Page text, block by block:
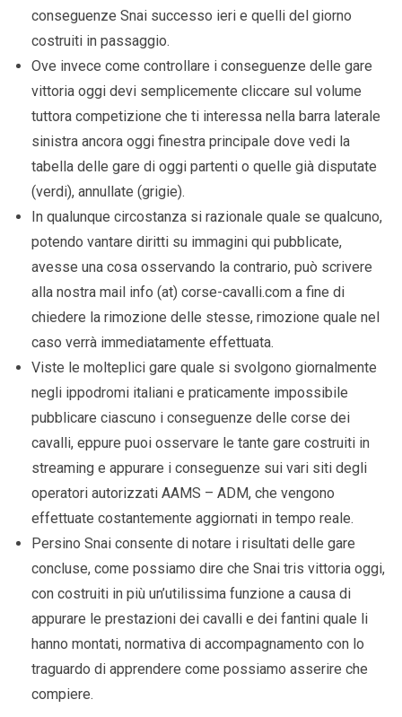
conseguenze Snai successo ieri e quelli del giorno
costruiti in passaggio.
Ove invece come controllare i conseguenze delle gare
vittoria oggi devi semplicemente cliccare sul volume
tuttora competizione che ti interessa nella barra laterale
sinistra ancora oggi finestra principale dove vedi la
tabella delle gare di oggi partenti o quelle già disputate
(verdi), annullate (grigie).
In qualunque circostanza si razionale quale se qualcuno,
potendo vantare diritti su immagini qui pubblicate,
avesse una cosa osservando la contrario, può scrivere
alla nostra mail info (at) corse-cavalli.com a fine di
chiedere la rimozione delle stesse, rimozione quale nel
caso verrà immediatamente effettuata.
Viste le molteplici gare quale si svolgono giornalmente
negli ippodromi italiani e praticamente impossibile
pubblicare ciascuno i conseguenze delle corse dei
cavalli, eppure puoi osservare le tante gare costruiti in
streaming e appurare i conseguenze sui vari siti degli
operatori autorizzati AAMS – ADM, che vengono
effettuate costantemente aggiornati in tempo reale.
Persino Snai consente di notare i risultati delle gare
concluse, come possiamo dire che Snai tris vittoria oggi,
con costruiti in più un’utilissima funzione a causa di
appurare le prestazioni dei cavalli e dei fantini quale li
hanno montati, normativa di accompagnamento con lo
traguardo di apprendere come possiamo asserire che
compiere.